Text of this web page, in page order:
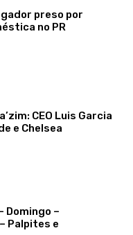
preso por
no PR
CEO Luis Garcia
e Chelsea
Domingo –
Palpites e